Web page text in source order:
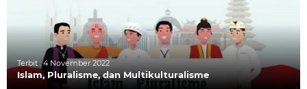
Terbit :4 November 2022
Islam, Pluralisme, dan Multikulturalisme